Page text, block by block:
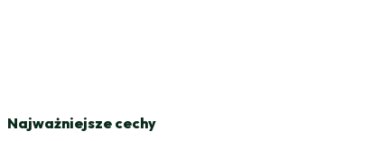
Najważniejsze cechy